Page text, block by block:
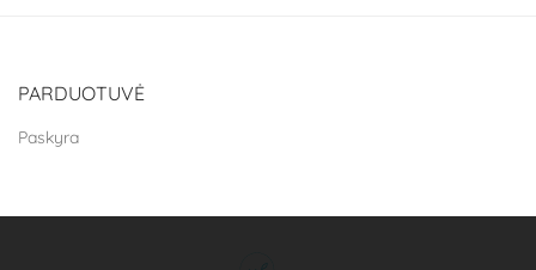
PARDUOTUVĖ
Paskyra